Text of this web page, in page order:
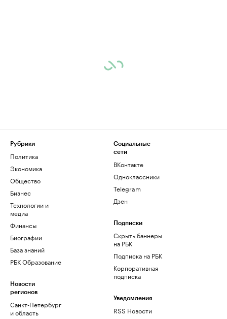
Рубрики
Политика
Экономика
Общество
Бизнес
Технологии и
медиа
Финансы
Биографии
База знаний
РБК Образование
Новости
регионов
Санкт-Петербург
и область
Социальные
сети
ВКонтакте
Одноклассники
Telegram
Дзен
Подписки
Скрыть баннеры
на РБК
Подписка на РБК
Корпоративная
подписка
Уведомления
RSS Новости